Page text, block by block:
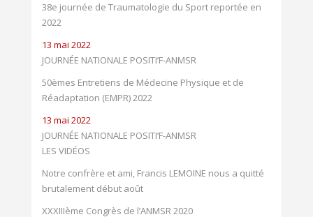
38e journée de Traumatologie du Sport reportée en
2022
13 mai 2022
JOURNÉE NATIONALE POSITI’F-ANMSR
50èmes Entretiens de Médecine Physique et de
Réadaptation (EMPR) 2022
13 mai 2022
JOURNÉE NATIONALE POSITI’F-ANMSR
LES VIDÉOS
Notre confrère et ami, Francis LEMOINE nous a quitté
brutalement début août
XXXIIIème Congrès de l’ANMSR 2020